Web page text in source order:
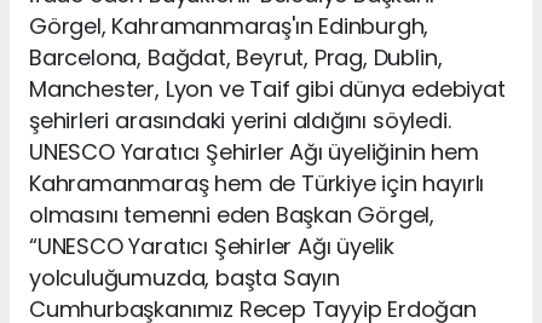
Görgel, Kahramanmaraş'ın Edinburgh,
Barcelona, Bağdat, Beyrut, Prag, Dublin,
Manchester, Lyon ve Taif gibi dünya edebiyat
şehirleri arasındaki yerini aldığını söyledi.
UNESCO Yaratıcı Şehirler Ağı üyeliğinin hem
Kahramanmaraş hem de Türkiye için hayırlı
olmasını temenni eden Başkan Görgel,
“UNESCO Yaratıcı Şehirler Ağı üyelik
yolculuğumuzda, başta Sayın
Cumhurbaşkanımız Recep Tayyip Erdoğan